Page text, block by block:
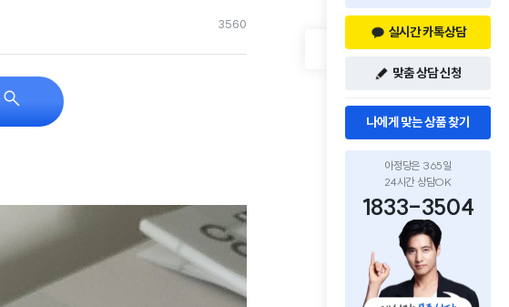
3560

실시간 카톡상담
맞춤 상담 신청
나에게 맞는 상품 찾기
아정당은 365일
24시간 상담OK
1833-3504